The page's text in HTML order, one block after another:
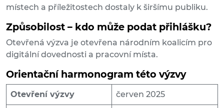
místech a příležitostech dostaly k širšímu publiku.
Způsobilost – kdo může podat přihlášku?
Otevřená výzva je otevřena národním koalicím pro
digitální dovednosti a pracovní místa.
Orientační harmonogram této výzvy
Otevření výzvy červen 2025